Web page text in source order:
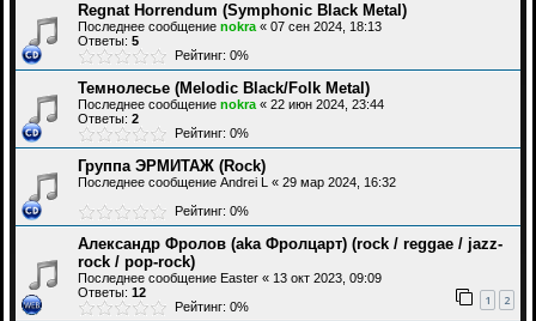
Regnat Horrendum (Symphonic Black Metal)
Последнее сообщение nokra « 07 сен 2024, 18:13
Ответы: 5
Рейтинг: 0%
Темнолесье (Melodic Black/Folk Metal)
Последнее сообщение nokra « 22 июн 2024, 23:44
Ответы: 2
Рейтинг: 0%
Группа ЭРМИТАЖ (Rock)
Последнее сообщение Andrei L « 29 мар 2024, 16:32
Рейтинг: 0%
Александр Фролов (aka Фролцарт) (rock / reggae / jazz-
rock / pop-rock)
Последнее сообщение Easter « 13 окт 2023, 09:09
Ответы: 12 1 2
Рейтинг: 0%